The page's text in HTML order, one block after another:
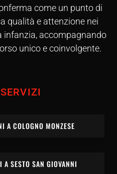
come un punto di
qualità e attenzione nei
infanzia, accompagnando
unico e coinvolgente.
A COLOGNO MONZESE
SESTO SAN GIOVANNI